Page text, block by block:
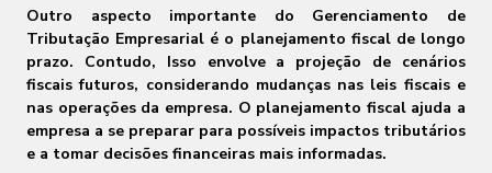
Outro aspecto importante do Gerenciamento de
Tributação Empresarial é o planejamento fiscal de longo
prazo. Contudo, Isso envolve a projeção de cenários
fiscais futuros, considerando mudanças nas leis fiscais e
nas operações da empresa. O planejamento fiscal ajuda a
empresa a se preparar para possíveis impactos tributários
e a tomar decisões financeiras mais informadas.